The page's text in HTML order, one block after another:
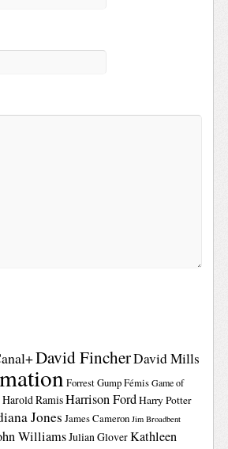
David FincherDavid Mills
Forrest GumpFémis Game of
Harold RamisHarrison FordHarry Potter
Jones James Cameron Jim Broadbent
WilliamsJulian GloverKathleen